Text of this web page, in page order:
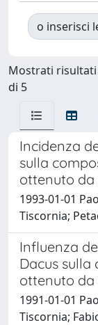
o inserisci
Mostrati risultati
di 5
Incidenza
sulla
ottenuto da
1993-01-01
Tiscornia;
Influenza
Dacus sulla
ottenuto da
1991-01-01
Tiscornia;